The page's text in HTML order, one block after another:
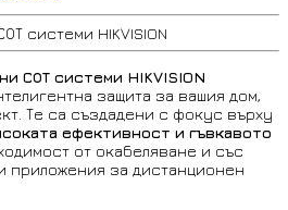
системи HIKVISION
СОТ системи HIKVISION
защита за вашия дом,
Те са създадени с фокус върху
ефективност и гъвкавото
от окабеляване и със
приложения за дистанционен